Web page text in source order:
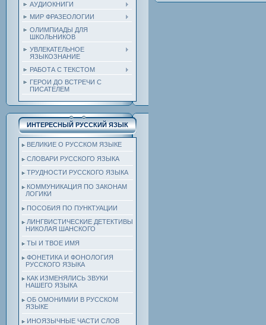
АУДИОКНИГИ
МИР ФРАЗЕОЛОГИИ
ОЛИМПИАДЫ ДЛЯ
ШКОЛЬНИКОВ
УВЛЕКАТЕЛЬНОЕ
ЯЗЫКОЗНАНИЕ
РАБОТА С ТЕКСТОМ
ГЕРОИ ДО ВСТРЕЧИ С
ПИСАТЕЛЕМ
ИНТЕРЕСНЫЙ РУССКИЙ ЯЗЫК
ВЕЛИКИЕ О РУССКОМ ЯЗЫКЕ
СЛОВАРИ РУССКОГО ЯЗЫКА
ТРУДНОСТИ РУССКОГО ЯЗЫКА
КОММУНИКАЦИЯ ПО ЗАКОНАМ
ЛОГИКИ
ПОСОБИЯ ПО ПУНКТУАЦИИ
ЛИНГВИСТИЧЕСКИЕ ДЕТЕКТИВЫ
НИКОЛАЯ ШАНСКОГО
ТЫ И ТВОЕ ИМЯ
ФОНЕТИКА И ФОНОЛОГИЯ
РУССКОГО ЯЗЫКА
КАК ИЗМЕНЯЛИСЬ ЗВУКИ
НАШЕГО ЯЗЫКА
ОБ ОМОНИМИИ В РУССКОМ
ЯЗЫКЕ
ИНОЯЗЫЧНЫЕ ЧАСТИ СЛОВ